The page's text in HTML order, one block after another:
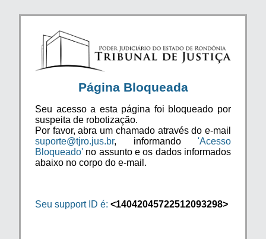
Página Bloqueada
Seu acesso a esta página foi bloqueado por
suspeita de robotização.
Por favor, abra um chamado através do e-mail
suporte@tjro.jus.br, informando 'Acesso
Bloqueado' no assunto e os dados informados
abaixo no corpo do e-mail.
Seu support ID é: <14042045722512093298>